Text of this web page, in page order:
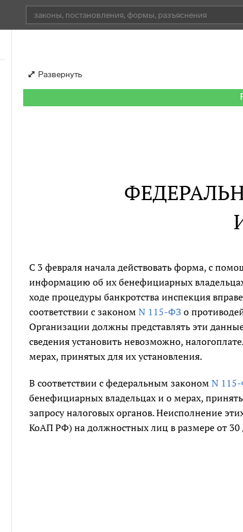
Развернуть
С 3 февраля начала действовать форма, с
информацию об их бенефициарных
ходе процедуры банкротства инспекция
соответствии с законом N 115-ФЗ о
Организации должны представлять эти
сведения установить невозможно,
мерах, принятых для их установления.
В соответствии с федеральным законом N
бенефициарных владельцах и о мерах,
запросу налоговых органов. Неисполнение
КоАП РФ) на должностных лиц в размере от 30